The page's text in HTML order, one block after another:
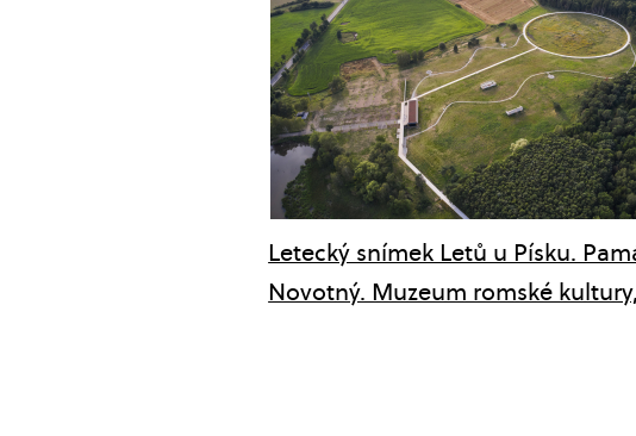
Letecký snímek Letů u Písku.
Novotný. Muzeum romské